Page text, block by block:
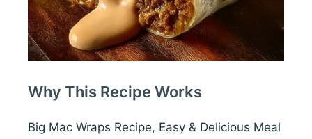
Why This Recipe Works
Big Mac Wraps Recipe, Easy & Delicious Meal